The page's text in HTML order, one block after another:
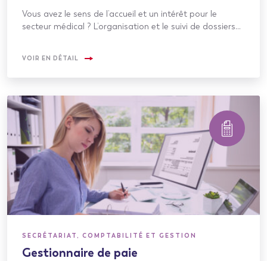
Vous avez le sens de l’accueil et un intérêt pour le
secteur médical ? L’organisation et le suivi de dossiers…
VOIR EN DÉTAIL
SECRÉTARIAT, COMPTABILITÉ ET GESTION
Gestionnaire de paie